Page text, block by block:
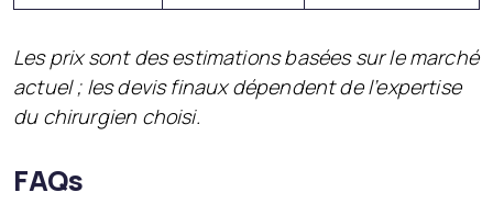
Les prix sont des estimations basées sur le marché
actuel ; les devis finaux dépendent de l’expertise
du chirurgien choisi.
FAQs